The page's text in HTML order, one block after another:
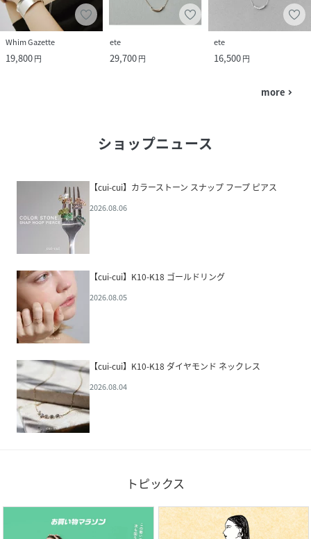
Whim Gazette
19,800円
ete
29,700円
ete
16,500円
more navigate_next
ショップニュース
【cui-cui】カラーストーン スナップ フープ ピアス
2026.08.06
【cui-cui】K10-K18 ゴールドリング
2026.08.05
【cui-cui】K10-K18 ダイヤモンド ネックレス
2026.08.04
トピックス